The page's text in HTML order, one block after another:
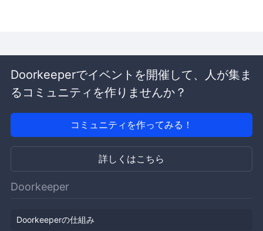
Doorkeeperでイベントを開催して、人が集ま
るコミュニティを作りませんか？
コミュニティを作ってみる！
詳しくはこちら
Doorkeeper
Doorkeeperの仕組み